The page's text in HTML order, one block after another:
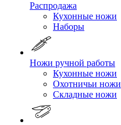
Распродажа
Кухонные ножи
Наборы
Ножи ручной работы
Кухонные ножи
Охотничьи ножи
Складные ножи